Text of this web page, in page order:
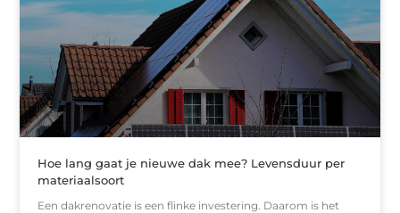
Hoe lang gaat je nieuwe dak mee? Levensduur per
materiaalsoort
Een dakrenovatie is een flinke investering. Daarom is het